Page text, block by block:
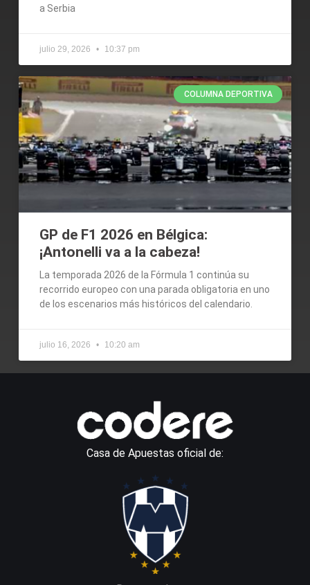
a Serbia
julio 29, 2026 10:37 pm
COLUMNA DEPORTIVA
GP de F1 2026 en Bélgica:
¡Antonelli va a la cabeza!
La temporada 2026 de la Fórmula 1 continúa su
recorrido europeo con una parada obligatoria en uno
de los escenarios más históricos del calendario.
julio 16, 2026 10:20 am
Casa de Apuestas oficial de: